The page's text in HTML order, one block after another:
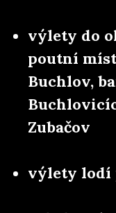
výlety do
poutní
Buchlov,
Zubačov
výlety lodí